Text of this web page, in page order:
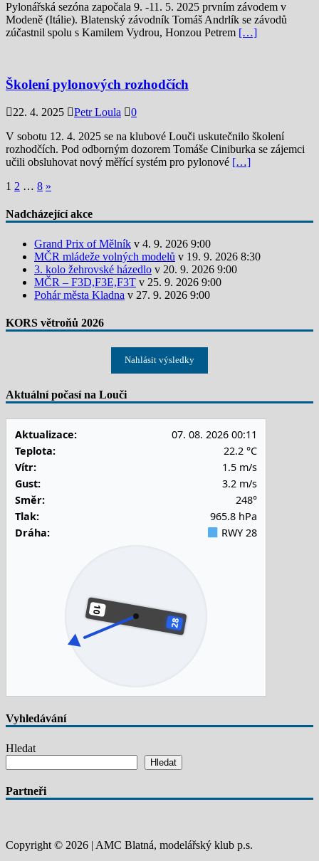
Pylonářská sezóna započala 9. -11. 5. 2025 prvním závodem v
Modeně (Itálie). Blatenský závodník Tomáš Andrlík se závodů
zúčastnil spolu s Kamilem Vydrou, Honzou Petrem […]
Školení pylonových rozhodčích
22. 4. 2025 Petr Loula
0
V sobotu 12. 4. 2025 se na klubové Louči uskutečnilo školení
rozhodčích. Pod odborným dozorem Tomáše Ciniburka se zájemci
učili obsluhovat nový měřící systém pro pylonové […]
Stránkování
příspěvků
1 2 … 8 »
Nadcházející akce
Grand Prix of Mělník v 4. 9. 2026 9:00
MČR mládeže volných modelů v 19. 9. 2026 8:30
3. kolo žehrovské házedlo v 20. 9. 2026 9:00
MČR – F3D,F3E,F3T v 25. 9. 2026 9:00
Pohár města Kladna v 27. 9. 2026 9:00
KORS větroňů 2026
Nahlásit výsledky
Aktuální počasí na Louči
Aktualizace:
07. 08. 2026 00:11
Teplota:
22.2 °C
Vítr:
1.5 m/s
Gust:
3.2 m/s
Směr:
248°
Tlak:
965.8 hPa
Dráha:
RWY 28
Vyhledávání
Hledat
Hledat
Partneři
Copyright © 2026 | AMC Blatná, modelářský klub p.s.